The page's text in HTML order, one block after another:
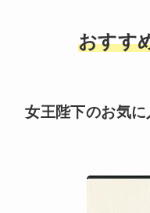
おす
女王陛下のお気に